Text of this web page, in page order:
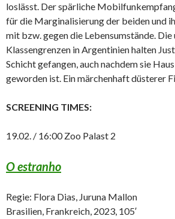
loslässt. Der spärliche
für die Marginalisierung der beiden und
mit bzw. gegen die Lebensumstände.
Klassengrenzen in Argentinien halten
Schicht gefangen, auch nachdem sie
geworden ist. Ein märchenhaft düsterer
SCREENING TIMES:
19.02. / 16:00 Zoo Palast 2
O estranho
Regie: Flora Dias, Juruna Mallon
Brasilien, Frankreich, 2023, 105′